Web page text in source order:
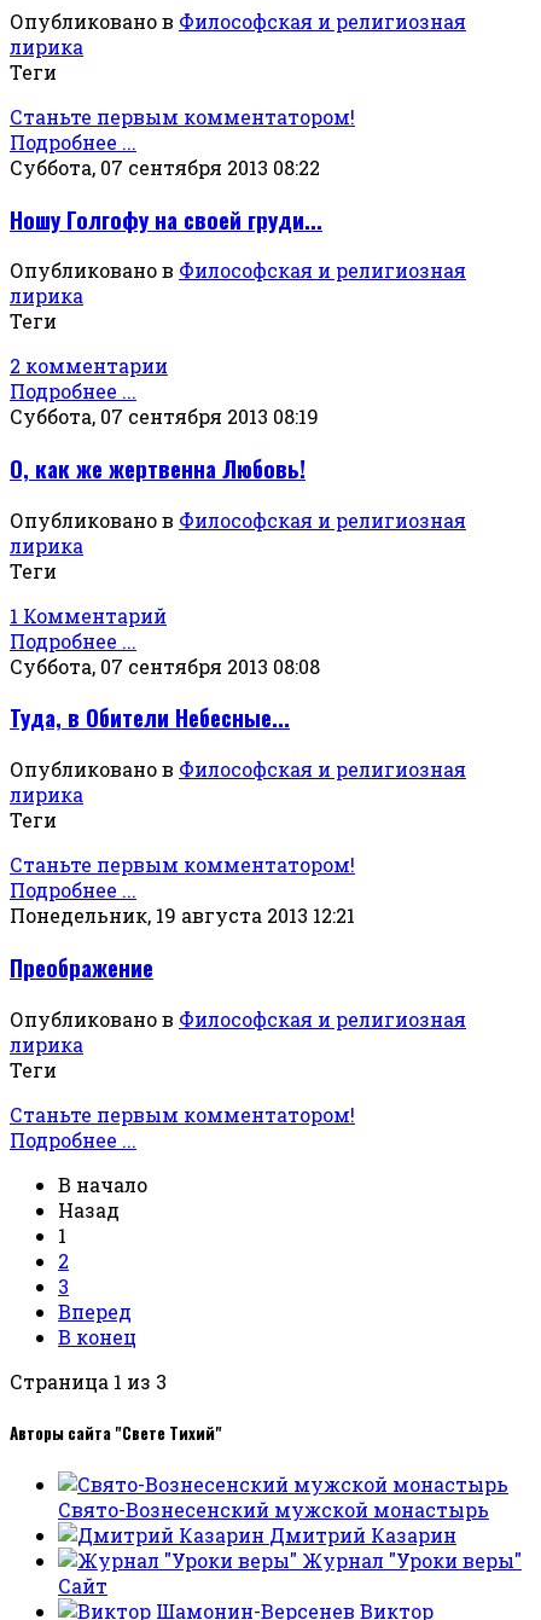
Опубликовано в Философская и религиозная
лирика
Теги
Станьте первым комментатором!
Подробнее ...
Суббота, 07 сентября 2013 08:22
Ношу Голгофу на своей груди...
Опубликовано в Философская и религиозная
лирика
Теги
2 комментарии
Подробнее ...
Суббота, 07 сентября 2013 08:19
О, как же жертвенна Любовь!
Опубликовано в Философская и религиозная
лирика
Теги
1 Комментарий
Подробнее ...
Суббота, 07 сентября 2013 08:08
Туда, в Обители Небесные...
Опубликовано в Философская и религиозная
лирика
Теги
Станьте первым комментатором!
Подробнее ...
Понедельник, 19 августа 2013 12:21
Преображение
Опубликовано в Философская и религиозная
лирика
Теги
Станьте первым комментатором!
Подробнее ...
В начало
Назад
1
2
3
Вперед
В конец
Страница 1 из 3
Авторы сайта "Свете Тихий"
Свято-Вознесенский мужской монастырь
Дмитрий Казарин
Журнал "Уроки веры"
Сайт
Виктор